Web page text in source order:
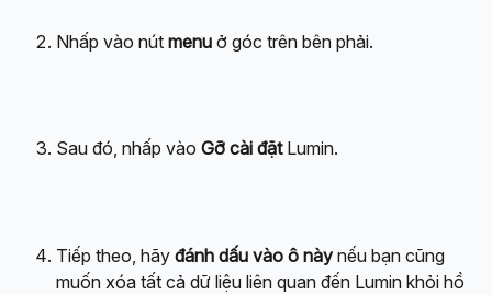
Nhấp vào nút menu ở góc trên bên phải.
Sau đó, nhấp vào Gỡ cài đặt Lumin.
Tiếp theo, hãy đánh dấu vào ô này nếu bạn cũng
muốn xóa tất cả dữ liệu liên quan đến Lumin khỏi hồ